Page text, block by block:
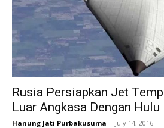
Rusia Persiapkan Jet
Luar Angkasa Dengan
Hanung Jati Purbakusuma - July 14, 2016